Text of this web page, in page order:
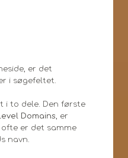
er det
i søgefeltet.
i to dele. Den første
Domains, er
ofte er det samme
navn.